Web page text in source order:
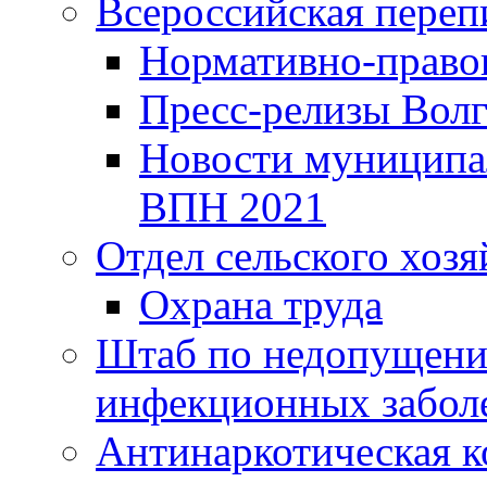
Всероссийская
Нормативно-
Пресс-релизы
Новости
ВПН 2021
Отдел сельского
Охрана труда
Штаб по
инфекционных
Антинаркотическая